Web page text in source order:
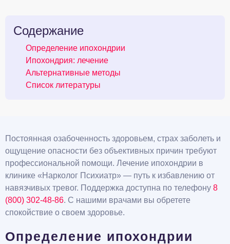
Содержание
Определение ипохондрии
Ипохондрия: лечение
Альтернативные методы
Список литературы
Постоянная озабоченность здоровьем, страх заболеть и
ощущение опасности без объективных причин требуют
профессиональной помощи. Лечение ипохондрии в
клинике «Нарколог Психиатр» — путь к избавлению от
навязчивых тревог. Поддержка доступна по телефону 8
(800) 302-48-86. С нашими врачами вы обретете
спокойствие о своем здоровье.
Определение ипохондрии